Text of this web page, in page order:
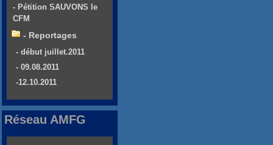
- Pétition SAUVONS le
CFM
- Reportages
- début juillet.2011
- 09.08.2011
-12.10.2011
Réseau AMFG